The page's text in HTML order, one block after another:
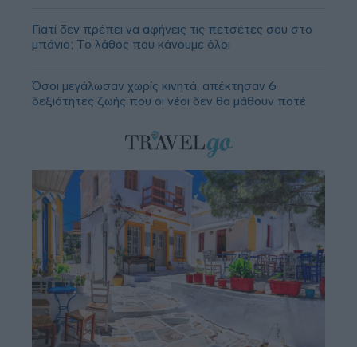
Γιατί δεν πρέπει να αφήνεις τις πετσέτες σου στο
μπάνιο; Το λάθος που κάνουμε όλοι
Όσοι μεγάλωσαν χωρίς κινητά, απέκτησαν 6
δεξιότητες ζωής που οι νέοι δεν θα μάθουν ποτέ